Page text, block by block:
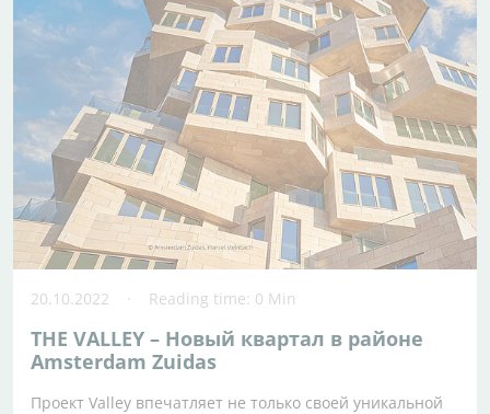
20.10.2022 Reading time: 0 Min
THE VALLEY – Новый квартал в районе
Amsterdam Zuidas
Проект Valley впечатляет не только своей уникальной